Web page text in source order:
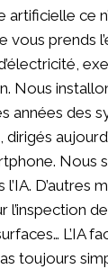
artificielle ce
vous prends
Nous
années des
Nous
l’IA. D’autres
l’inspection
L’IA
toujours